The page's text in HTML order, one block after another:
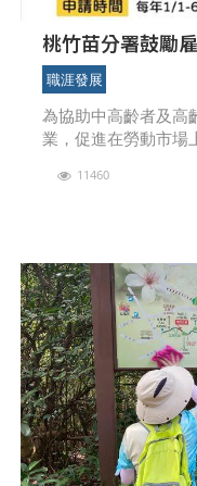
桃竹苗分署鼓勵
協助措施 最高補
職涯發展
為協助中高齡者及高
業，促進在勞動市場
勵企業雇主提供員
11460